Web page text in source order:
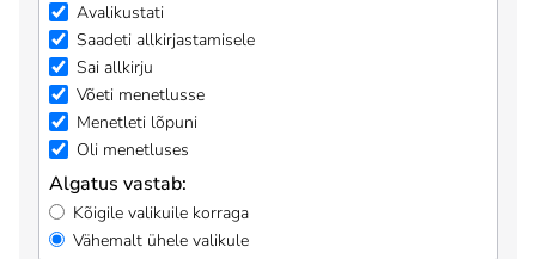
Avalikustati
Saadeti allkirjastamisele
Sai allkirju
Võeti menetlusse
Menetleti lõpuni
Oli menetluses
Algatus vastab:
Kõigile valikuile korraga
Vähemalt ühele valikule